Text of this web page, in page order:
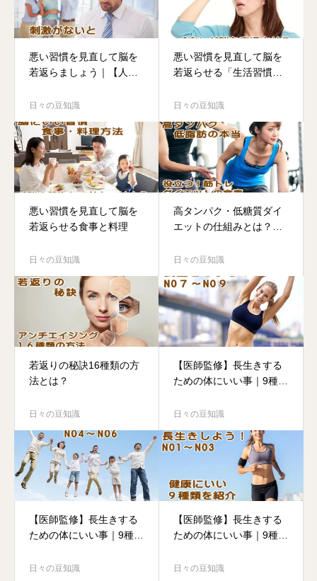
悪い習慣を見直して脳を
若返らましょう｜【人間
日々の豆知識
悪い習慣を見直して脳を
若返らせる「生活習慣
日々の豆知識
悪い習慣を見直して脳を
若返らせる食事と料理
日々の豆知識
高タンパク・低糖質ダイ
エットの仕組みとは？筋
る栄養メカニズム
日々の豆知識
若返りの秘訣16種類の方
法とは？
日々の豆知識
【医師監修】長生きする
ための体にいい事｜9種類
日々の豆知識
【医師監修】長生きする
ための体にいい事｜9種類
日々の豆知識
【医師監修】長生きする
ための体にいい事｜9種類
日々の豆知識